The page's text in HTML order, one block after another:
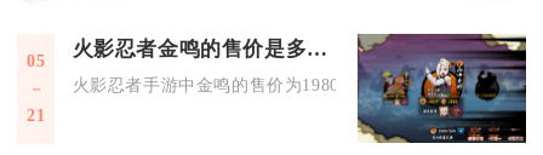
05
21
火影忍者金鸣的售价是多少金币
火影忍者手游中金鸣的售价为1980金币，这是该角色在游戏